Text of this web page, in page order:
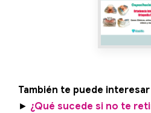
También te puede interesar
► ¿Qué sucede si no te